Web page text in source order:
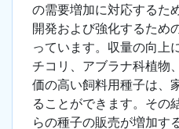
の需要増加に対応するた
開発および強化するため
っています。収量の向上
チコリ、アブラナ科植物
価の高い飼料用種子は、
ることができます。その
らの種子の販売が増加す